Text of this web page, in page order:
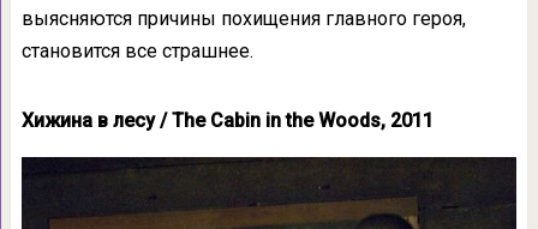
выясняются причины похищения главного героя,
становится все страшнее.
Хижина в лесу / The Cabin in the Woods, 2011